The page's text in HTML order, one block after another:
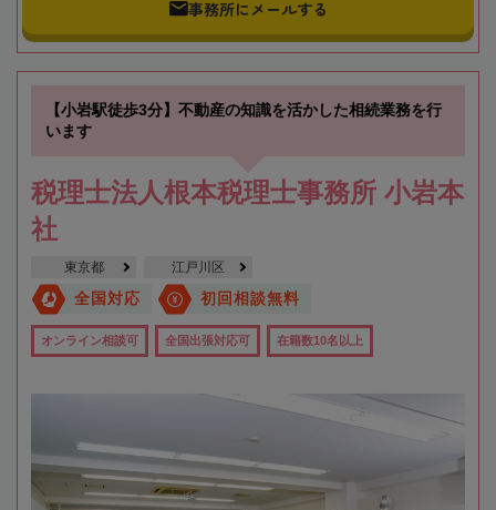
事務所にメールする
【小岩駅徒歩3分】不動産の知識を活かした相続業務を行
います
税理士法人根本税理士事務所 小岩本
社
東京都 江戸川区
全国対応 初回相談無料
オンライン相談可 全国出張対応可 在籍数10名以上